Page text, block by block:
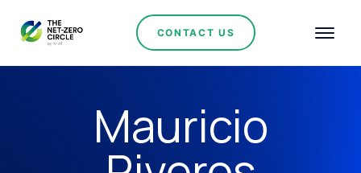
CONTACT US
Mauricio